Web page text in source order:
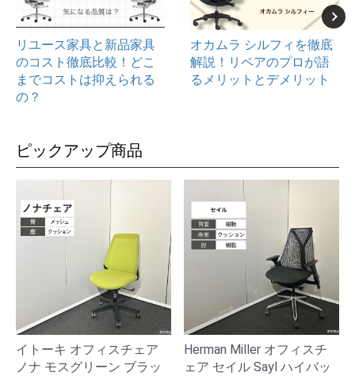
リユース家具と新品家具
のコスト徹底比較！どこ
までコストは抑えられる
の？
オカムラ シルフィを徹底
解説！リペアのプロが語
るメリットとデメリット
ピックアップ商品
イトーキ オフィスチェア
ノナ モスグリーン ブラッ
Herman Miller オフィスチ
ェア セイル Sayl ハイバッ